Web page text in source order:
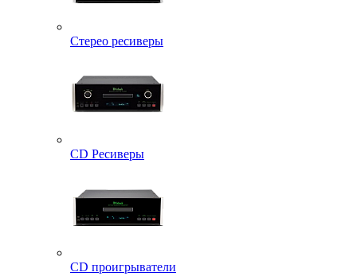
Стерео ресиверы
CD Ресиверы
CD проигрыватели